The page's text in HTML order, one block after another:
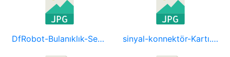
DfRobot-Bulanıklık-Sensörü-609x360.jpg sinyal-konnektör-Kartı.jpg